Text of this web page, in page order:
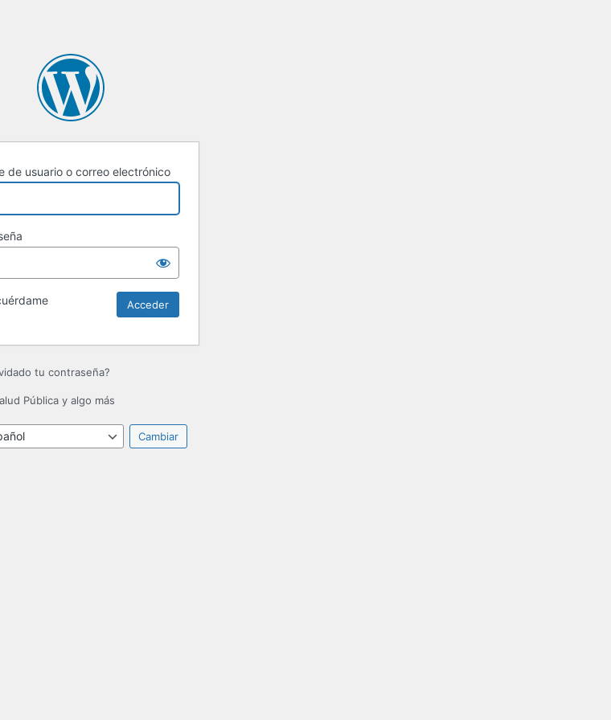
de usuario o correo electrónico
tu contraseña?
Pública y algo más